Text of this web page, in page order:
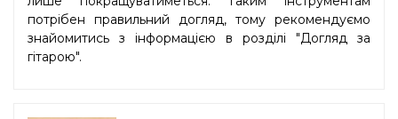
потрібен правильний догляд, тому рекомендуємо
знайомитись з інформацією в розділі "Догляд за
гітарою".